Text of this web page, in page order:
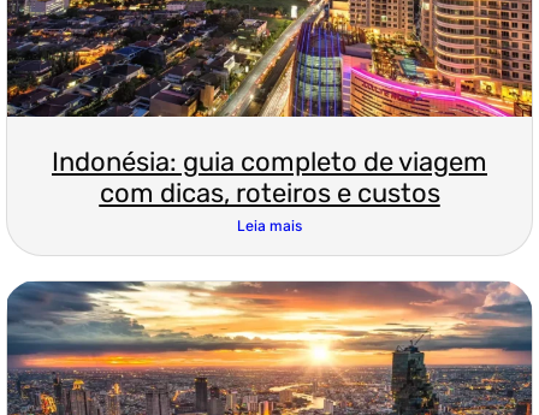
Indonésia: guia completo de viagem
com dicas, roteiros e custos
Leia mais